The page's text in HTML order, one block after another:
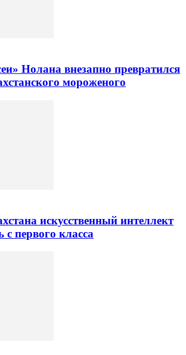
Нолана внезапно превратился
мороженого
искусственный интеллект
с первого класса